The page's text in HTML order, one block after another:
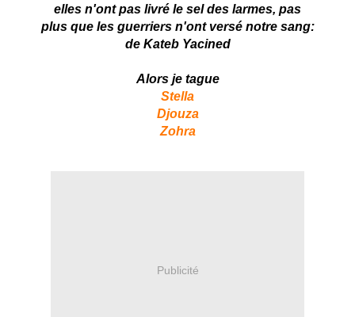
elles n'ont pas livré le sel des larmes, pas
plus que les guerriers n'ont versénotre sang:
de Kateb Yacined
Alors je tague
Stella
Djouza
Zohra
Publicité